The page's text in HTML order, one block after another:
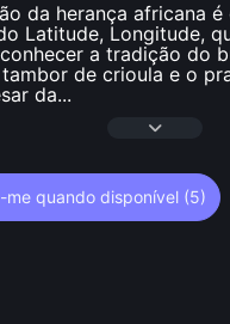
da herança africana
Latitude, Longitude,
a tradição do
de crioula e o
da...
me quando disponível (5)